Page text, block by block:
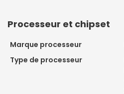
Processeur et chipset
Marque processeur
Type de processeur